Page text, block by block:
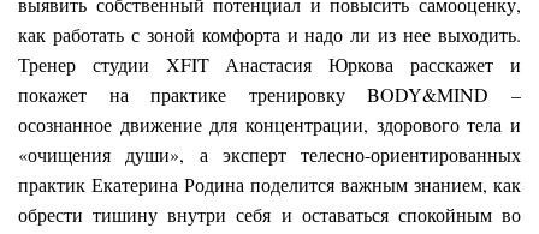
как работать с зоной комфорта и надо ли из нее выходить.
Тренер студии XFIT Анастасия Юркова расскажет и
покажет на практике тренировку BODY&MIND –
осознанное движение для концентрации, здорового тела и
«очищения души», а эксперт телесно-ориентированных
практик Екатерина Родина поделится важным знанием, как
обрести тишину внутри себя и оставаться спокойным во